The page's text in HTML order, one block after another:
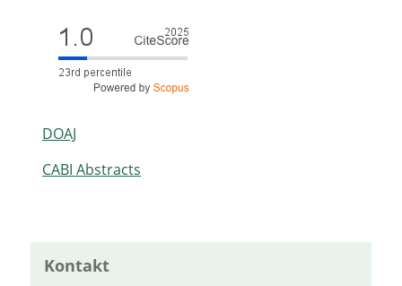
DOAJ
CABI Abstracts
Kontakt